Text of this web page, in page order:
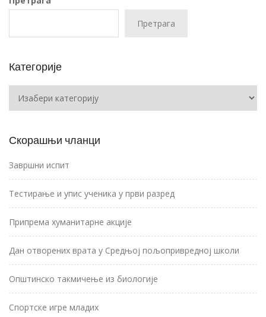
Претрага
Категорије
Скорашњи чланци
Завршни испит
Тестирање и упис ученика у први разред
Припрема хуманитарне акције
Дан отворених врата у Средњој пољопривредној школи
Општинско такмичење из биологије
Спортске игре младих